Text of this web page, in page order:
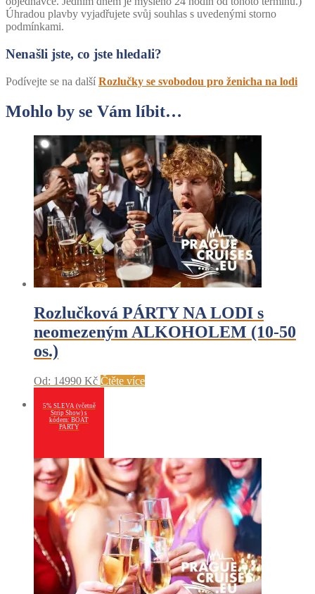
Úhradou plavby vyjadřujete svůj souhlas s uvedenými storno
podmínkami.
Nenašli jste, co jste hledali?
Podívejte se na další Rozlučky se svobodou pro ženicha na lodi
Mohlo by se Vám líbit…
Rozlučková PÁRTY NA LODI s
neomezeným ALKOHOLEM (10-50
os.)
Od: 14990 Kč Čtěte více
5% SLEVA (včetně
Strip Show) s
kódem: BOAT
PARTY